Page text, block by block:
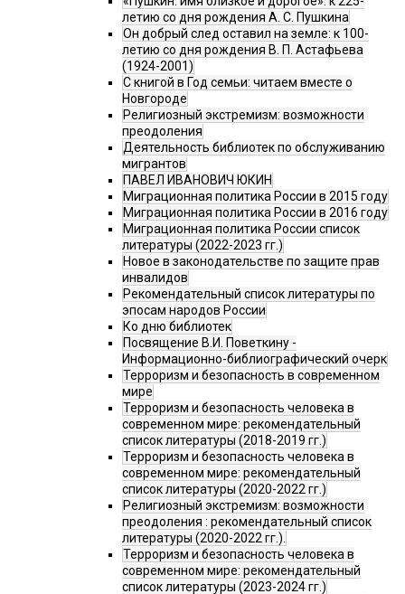
летию со дня рождения А. С. Пушкина
Он добрый след оставил на земле: к 100-
летию со дня рождения В. П. Астафьева
(1924-2001)
С книгой в Год семьи: читаем вместе о
Новгороде
Религиозный экстремизм: возможности
преодоления
Деятельность библиотек по обслуживанию
мигрантов
ПАВЕЛ ИВАНОВИЧ ЮКИН
Миграционная политика России в 2015 году
Миграционная политика России в 2016 году
Миграционная политика России список
литературы (2022-2023 гг.)
Новое в законодательстве по защите прав
инвалидов
Рекомендательный список литературы по
эпосам народов России
Ко дню библиотек
Посвящение В.И. Поветкину -
Информационно-библиографический очерк
Терроризм и безопасность в современном
мире
Терроризм и безопасность человека в
современном мире: рекомендательный
список литературы (2018-2019 гг.)
Терроризм и безопасность человека в
современном мире: рекомендательный
список литературы (2020-2022 гг.)
Религиозный экстремизм: возможности
преодоления : рекомендательный список
литературы (2020-2022 гг.).
Терроризм и безопасность человека в
современном мире: рекомендательный
список литературы (2023-2024 гг.)